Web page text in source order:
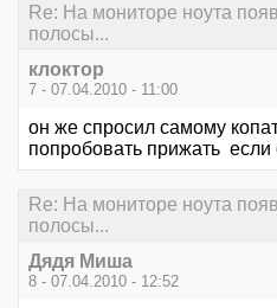
Re: На мониторе ноута
полосы...
клоктор
7 - 07.04.2010 - 11:00
он же спросил самому
попробовать прижать если
Re: На мониторе ноута
полосы...
Дядя Миша
8 - 07.04.2010 - 12:52